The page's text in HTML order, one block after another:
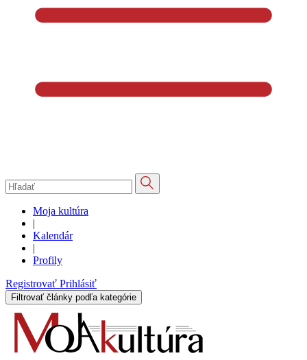
Moja kultúra
|
Kalendár
|
Profily
Registrovať Prihlásiť
Filtrovať články podľa kategórie